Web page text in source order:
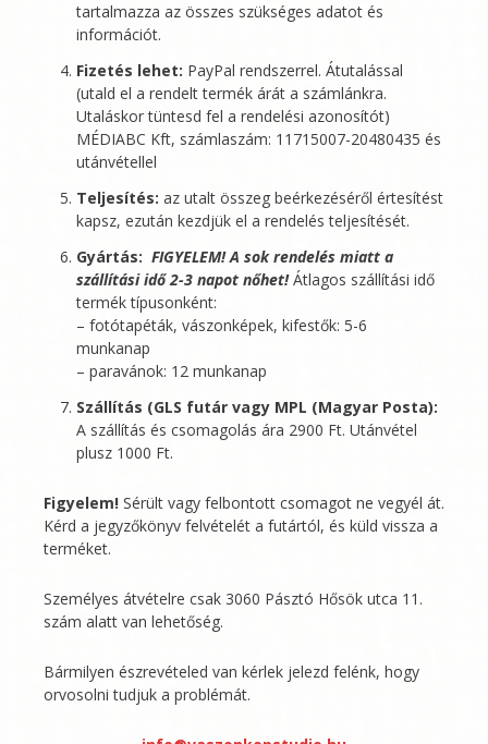
tartalmazza az összes szükséges adatot és
információt.
Fizetés lehet: PayPal rendszerrel. Átutalással
(utald el a rendelt termék árát a számlánkra.
Utaláskor tüntesd fel a rendelési azonosítót)
MÉDIABC Kft, számlaszám: 11715007-20480435 és
utánvétellel
Teljesítés: az utalt összeg beérkezéséről értesítést
kapsz, ezután kezdjük el a rendelés teljesítését.
Gyártás: FIGYELEM! A sok rendelés miatt a
szállítási idő 2-3 napot nőhet!Átlagos szállítási idő
termék típusonként:
– fotótapéták, vászonképek, kifestők: 5-6
munkanap
– paravánok: 12 munkanap
Szállítás (GLS futár vagy MPL (Magyar Posta):
A szállítás és csomagolás ára 2900 Ft. Utánvétel
plusz 1000 Ft.
Figyelem! Sérült vagy felbontott csomagot ne vegyél át.
Kérd a jegyzőkönyv felvételét a futártól, és küld vissza a
terméket.
Személyes átvételre csak 3060 Pásztó Hősök utca 11.
szám alatt van lehetőség.
Bármilyen észrevételed van kérlek jelezd felénk, hogy
orvosolni tudjuk a problémát.